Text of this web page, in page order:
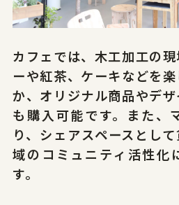
サイトポリシープライバシー
© 2026 Yamagata Research
カフェでは、木工加工の
ーや紅茶、ケーキなどを
か、オリジナル商品やデ
も購入可能です。また、
り、シェアスペースとし
域のコミュニティ活性化
す。